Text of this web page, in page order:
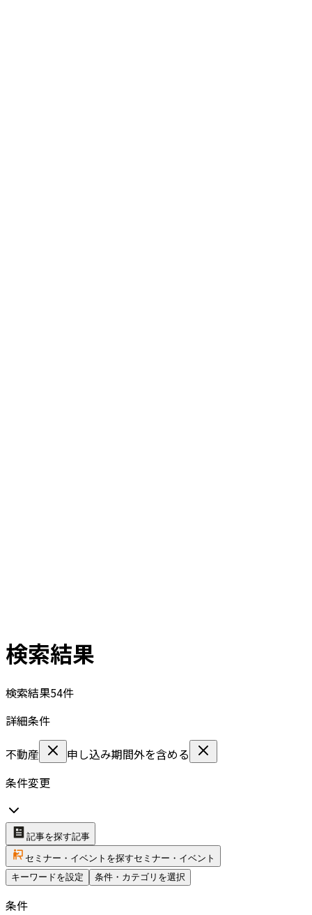
検索結果
検索結果54件
詳細条件
不動産
申し込み期間外を含める
条件変更
記事を探す記事
セミナー・イベントを探すセミナー・イベント
キーワードを設定
条件・カテゴリを選択
条件